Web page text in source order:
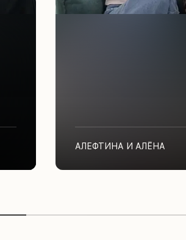
АЛЕФТИНА И АЛЁНА